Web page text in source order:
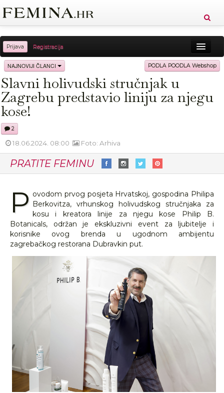
Prijava Registracija
Sreća Zdravlje Vitkost
Moda Ljubav Relax Putovanja Recepti
Proizvodi Cool
NAJNOVIJI ČLANCI PODLA POODLA Webshop
Slavni holivudski stručnjak u
Zagrebu predstavio liniju za njegu
kose!
2
18.06.2024. 08:00 Foto: Arhiva
PRATITE FEMINU
P ovodom prvog posjeta Hrvatskoj, gospodina Philipa
Berkovitza, vrhunskog holivudskog stručnjaka za
kosu i kreatora linije za njegu kose Philip B.
Botanicals, održan je ekskluzivni event za ljubitelje i
korisnike ovog brenda u ugodnom ambijentu
zagrebačkog restorana Dubravkin put.